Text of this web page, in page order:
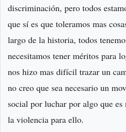
discriminación, pero todos
que sí es que toleramos mas
largo de la historia, todos
necesitamos tener méritos para
nos hizo mas difícil trazar un
no creo que sea necesario un
social por luchar por algo que
la violencia para ello.